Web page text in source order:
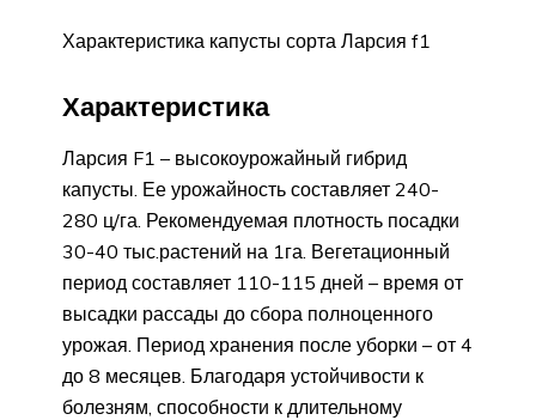
Характеристика капусты сорта Ларсия f1
Характеристика
Ларсия F1 – высокоурожайный гибрид
капусты. Ее урожайность составляет 240-
280 ц/га. Рекомендуемая плотность посадки
30-40 тыс.растений на 1га. Вегетационный
период составляет 110-115 дней – время от
высадки рассады до сбора полноценного
урожая. Период хранения после уборки – от 4
до 8 месяцев. Благодаря устойчивости к
болезням, способности к длительному